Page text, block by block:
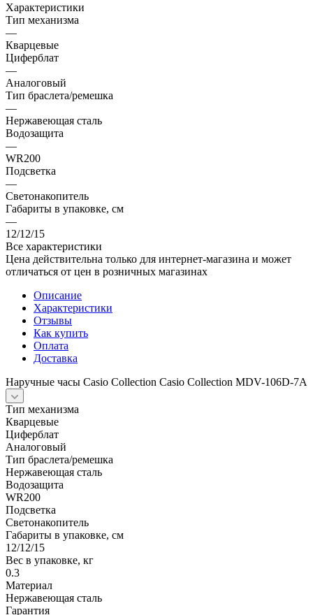
Характеристики
Тип механизма
—
Кварцевые
Циферблат
—
Аналоговый
Тип браслета/ремешка
—
Нержавеющая сталь
Водозащита
—
WR200
Подсветка
—
Светонакопитель
Габариты в упаковке, см
—
12/12/15
Все характеристики
Цена действительна только для интернет-магазина и может
отличаться от цен в розничных магазинах
Описание
Характеристики
Отзывы
Как купить
Оплата
Доставка
Наручные часы Casio Collection Casio Collection MDV-106D-7A
Тип механизма
Кварцевые
Циферблат
Аналоговый
Тип браслета/ремешка
Нержавеющая сталь
Водозащита
WR200
Подсветка
Светонакопитель
Габариты в упаковке, см
12/12/15
Вес в упаковке, кг
0.3
Материал
Нержавеющая сталь
Гарантия